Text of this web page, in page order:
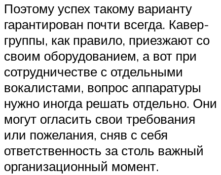
Поэтому успех такому варианту
гарантирован почти всегда. Кавер-
группы, как правило, приезжают со
своим оборудованием, а вот при
сотрудничестве с отдельными
вокалистами, вопрос аппаратуры
нужно иногда решать отдельно. Они
могут огласить свои требования
или пожелания, сняв с себя
ответственность за столь важный
организационный момент.